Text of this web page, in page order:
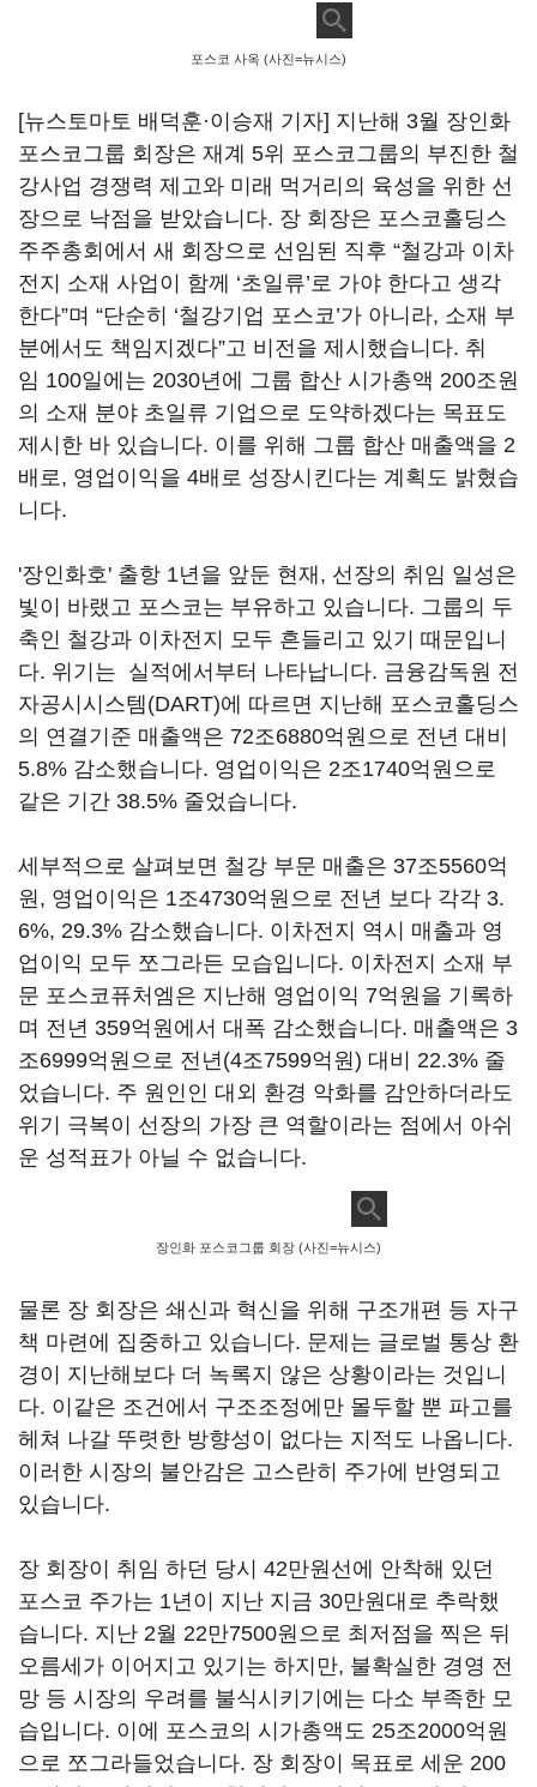
포스코 사옥 (사진=뉴시스)
[뉴스토마토 배덕훈·이승재 기자] 지난해 3월 장인화
포스코그룹 회장은 재계 5위 포스코그룹의 부진한 철
강사업 경쟁력 제고와 미래 먹거리의 육성을 위한 선
장으로 낙점을 받았습니다. 장 회장은 포스코홀딩스
주주총회에서 새 회장으로 선임된 직후 “철강과 이차
전지 소재 사업이 함께 ‘초일류’로 가야 한다고 생각
한다”며 “단순히 ‘철강기업 포스코’가 아니라, 소재 부
분에서도 책임지겠다”고 비전을 제시했습니다. 취
임 100일에는 2030년에 그룹 합산 시가총액 200조원
의 소재 분야 초일류 기업으로 도약하겠다는 목표도
제시한 바 있습니다. 이를 위해 그룹 합산 매출액을 2
배로, 영업이익을 4배로 성장시킨다는 계획도 밝혔습
니다.
'장인화호' 출항 1년을 앞둔 현재, 선장의 취임 일성은
빛이 바랬고 포스코는 부유하고 있습니 다. 그룹의 두
축인 철강과 이차전지 모두 흔들리고 있기 때문입니
다. 위기는 실적에서부터 나타납니다. 금융감독원 전
자공시시스템(DART)에 따르면 지난해 포스코홀딩스
의 연결기준 매출액은 72조6880억원으로 전년 대비
5.8% 감소했습니다. 영업이익은 2조1740억원으로
같은 기간 38.5% 줄었습니다.
세부적으로 살펴보면 철강 부문 매출은 37조5560억
원 , 영업이익은 1조4730억원으로 전년 보다 각각 3.
6%, 29.3% 감소했습니다. 이차전지 역시 매출과 영
업이익 모두 쪼그라든 모습입니다. 이차전지 소재 부
문 포스코퓨처엠은 지난해 영업이익 7억원을 기록하
며 전년 359억원에서 대폭 감소했습니다. 매출액은 3
조6999억원으로 전년(4조7599억원) 대비 22.3% 줄
었습니다. 주 원인인 대외 환경 악화를 감안하더라도
위기 극복이 선장의 가장 큰 역할이라는 점에서 아쉬
운 성적표가 아닐 수 없습니다.
장인화 포스코그룹 회장 (사진=뉴시스)
물론 장 회장은 쇄신과 혁신을 위해 구조개편 등 자구
책 마련에 집중하고 있습니다. 문제는 글로벌 통상 환
경이 지난해보다 더 녹록지 않은 상황이라는 것입니
다. 이같은 조건에서 구조조정에만 몰두할 뿐 파고를
헤쳐 나갈 뚜렷한 방향성이 없다는 지적도 나옵니다.
이러한 시장의 불안감은 고스란히 주가에 반영되고
있습니다.
장 회장이 취임 하던 당시 42만원선에 안착해 있던
포스코 주가는 1년이 지난 지금 30만원대로 추락했
습니다. 지난 2월 22만7500원으로 최저점을 찍은 뒤
오름세가 이어지고 있기는 하지만, 불확실한 경영 전
망 등 시장의 우려를 불식시키기에는 다소 부족한 모
습입니다. 이에 포스코의 시가총액도 25조2000억원
으로 쪼그라들었습니다. 장 회장이 목표로 세운 200